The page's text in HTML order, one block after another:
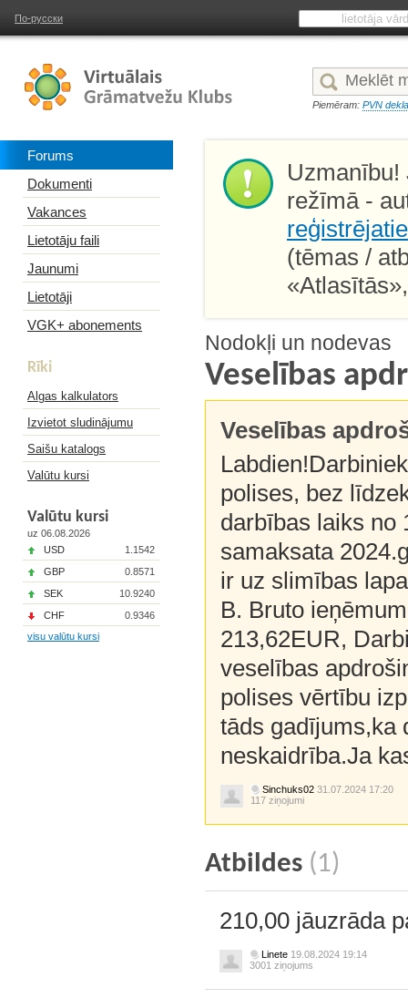
По-русски
Piemēram: PVN
Forums
Dokumenti
Vakances
Lietotāju faili
Jaunumi
Lietotāji
VGK+ abonements
Rīki
Algas kalkulators
Izvietot sludinājumu
Saišu katalogs
Valūtu kursi
Valūtu kursi
uz 06.08.2026
USD
1.1542
GBP
0.8571
SEK
10.9240
CHF
0.9346
visu valūtu kursi
Uzmanību!
režīmā -
(tēmas /
Nodokļi un nodevas
Veselības
Veselības
polises, bez
darbības laiks no
samaksata
ir uz slimības
B. Bruto
213,62EUR,
veselības
polises vērtību
tāds gadījums,ka
neskaidrība.Ja
Sinchuks02 31.07.2024 17:20
117 ziņojumi
Atbildes (1)
210,00 jāuzrāda
Linete 19.08.2024 19:14
3001 ziņojums